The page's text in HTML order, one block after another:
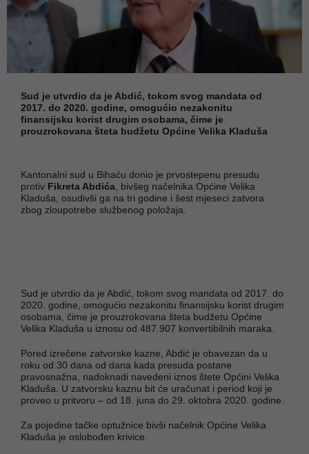
Sud je utvrdio da je Abdić, tokom svog mandata od
2017. do 2020. godine, omogućio nezakonitu
finansijsku korist drugim osobama, čime je
prouzrokovana šteta budžetu Općine Velika Kladuša
Kantonalni sud u Bihaću donio je prvostepenu presudu
protiv Fikreta Abdića , bivšeg načelnika Općine Velika
Kladuša, osudivši ga na tri godine i šest mjeseci zatvora
zbog zloupotrebe službenog položaja.
Sud je utvrdio da je Abdić, tokom svog mandata od 2017. do
2020. godine, omogućio nezakonitu finansijsku korist drugim
osobama, čime je prouzrokovana šteta budžetu Općine
Velika Kladuša u iznosu od 487.907 konvertibilnih maraka.
Pored izrečene zatvorske kazne, Abdić je obavezan da u
roku od 30 dana od dana kada presuda postane
pravosnažna, nadoknadi navedeni iznos štete Općini Velika
Kladuša. U zatvorsku kaznu bit će uračunat i period koji je
proveo u pritvoru – od 18. juna do 29. oktobra 2020. godine.
Za pojedine tačke optužnice bivši načelnik Općine Velika
Kladuša je oslobođen krivice.